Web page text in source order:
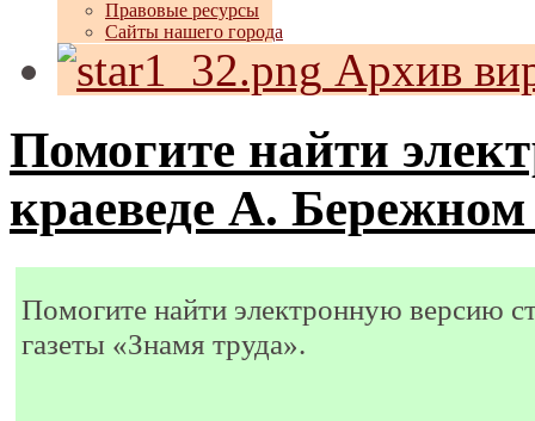
Правовые ресурсы
Сайты нашего города
Архив
Помогите найти
краеведе А.
Помогите найти электронную версию
газеты «Знамя труда».